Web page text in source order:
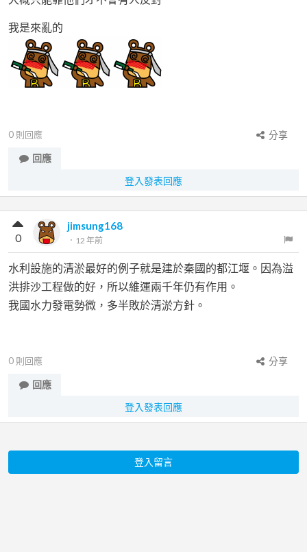
我是來亂的
0 則回應
分享
回應
登入發表回應
jimsung168
． 12 年前
0
水利設施的清淤最好的例子就是建於秦國的都江堰。因為溢
洪排沙工程做的好，所以維運兩千年仍有作用。
我國水力發電勢微，多半敗於清淤方針。
0 則回應
分享
回應
登入發表回應
登入留言